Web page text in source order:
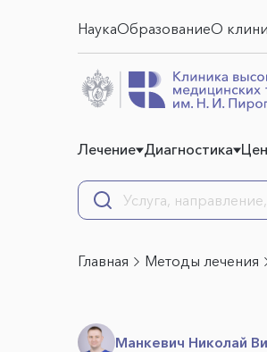
НаукаОбразованиеО
Лечение Диагностика
Главная Методы лечения
Манкевич Николай